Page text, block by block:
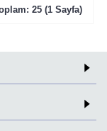
25 (1 Sayfa)